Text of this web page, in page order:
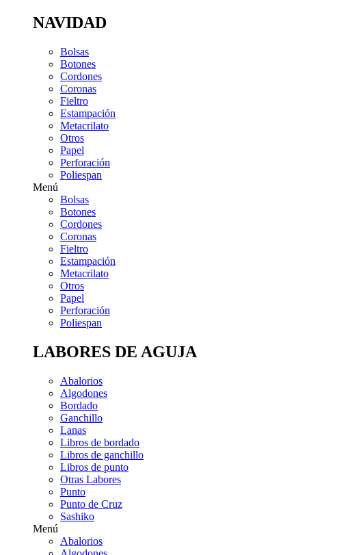
NAVIDAD
Bolsas
Botones
Cordones
Coronas
Fieltro
Estampación
Metacrilato
Otros
Papel
Perforación
Poliespan
Menú
Bolsas
Botones
Cordones
Coronas
Fieltro
Estampación
Metacrilato
Otros
Papel
Perforación
Poliespan
LABORES DE AGUJA
Abalorios
Algodones
Bordado
Ganchillo
Lanas
Libros de bordado
Libros de ganchillo
Libros de punto
Otras Labores
Punto
Punto de Cruz
Sashiko
Menú
Abalorios